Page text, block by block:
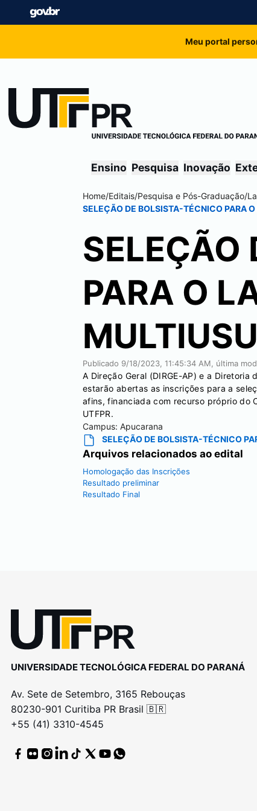
Meu portal
Ensino Pesquisa Inovação
Home/Editais/Pesquisa e Pós-Graduação/
SELEÇÃO DE BOLSISTA-TÉCNICO PARA
SELEÇÃO
PARA O
Publicado 9/18/2023, 11:45:34 AM , última
A Direção Geral (DIRGE-AP) e a
estarão abertas as inscrições para a
afins, financiada com recurso próprio do
UTFPR.
Campus: Apucarana
SELEÇÃO DE BOLSISTA-TÉCNICO
Arquivos relacionados ao edital
Homologação das Inscrições
Resultado preliminar
Resultado Final
UNIVERSIDADE TECNOLÓGICA FEDERAL DO PARANÁ
Av. Sete de Setembro, 3165 Rebouças
80230-901 Curitiba PR Brasil 🇧🇷
+55 (41) 3310-4545